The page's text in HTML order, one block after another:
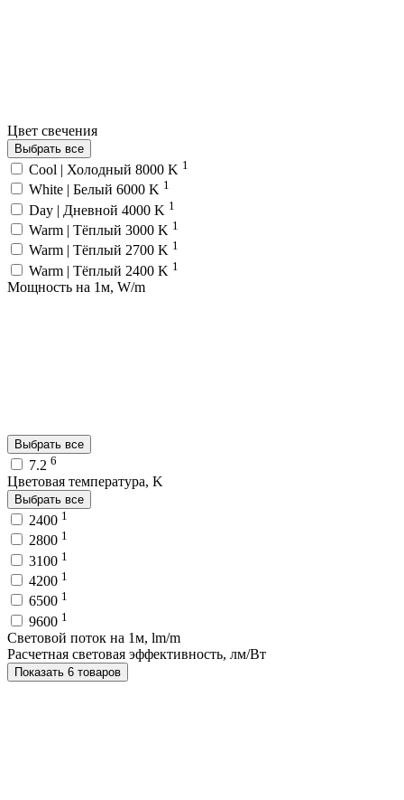
Цвет свечения
Выбрать все
Cool | Холодный 8000 K 1
White | Белый 6000 K 1
Day | Дневной 4000 K 1
Warm | Тёплый 3000 K 1
Warm | Тёплый 2700 K 1
Warm | Тёплый 2400 K 1
Мощность на 1м, W/m
Выбрать все
7.2 6
Цветовая температура, K
Выбрать все
2400 1
2800 1
3100 1
4200 1
6500 1
9600 1
Световой поток на 1м, lm/m
Расчетная световая эффективность, лм/Вт
Показать 6 товаров